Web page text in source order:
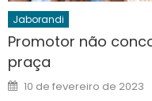
Jaborandi
Promotor não
praça
Posted
on
10 de fevereiro de 2023